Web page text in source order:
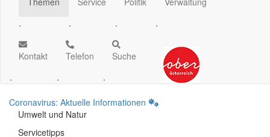
.
.
.
.
Kontakt
.
Telefon
.
Suche
.
Coronavirus: Aktuelle Informationen
Umwelt und Natur
Servicetipps